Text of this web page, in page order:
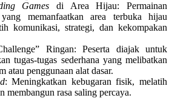
Games di Area Hijau: Permainan
memanfaatkan area terbuka hijau
komunikasi, strategi, dan kekompakan
Ringan: Peserta diajak untuk
tugas-tugas sederhana yang melibatkan
atau penggunaan alat dasar.
: Meningkatkan kebugaran fisik, melatih
membangun rasa saling percaya.